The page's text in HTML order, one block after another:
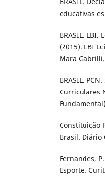
educativas
BRASIL. LBI.
(2015). LBI
Mara Gabrilli.
BRASIL.
Curriculares
Constituição
Brasil. Diário
Fernandes,
Esporte.